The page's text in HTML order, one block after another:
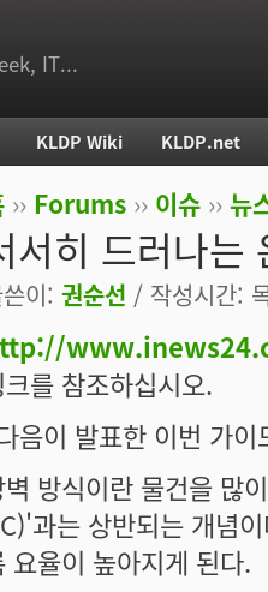
IT...
위치
›› Forums ›› 이슈 ›› 뉴
서히 드러나는
이: 권순선 / 작성시간:
크를 참조하십시오.
음이 발표한 이번 가
벽 방식이란 물건을 많
과는 상반되는 개념
요율이 높아지게 된다.
KLDP Wiki KLDP.net